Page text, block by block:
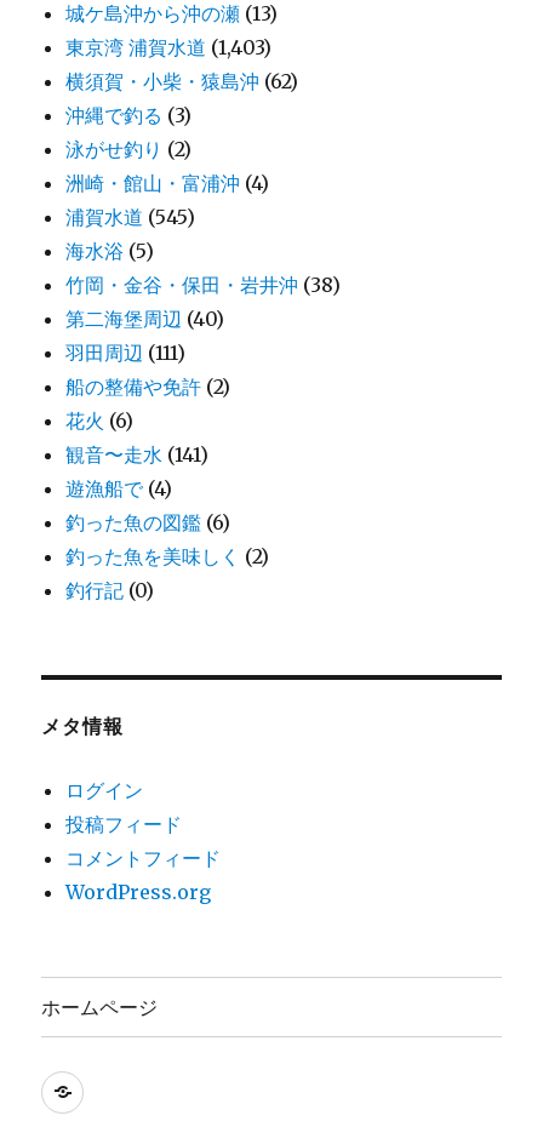
城ケ島沖から沖の瀬 (13)
東京湾 浦賀水道 (1,403)
横須賀・小柴・猿島沖 (62)
沖縄で釣る (3)
泳がせ釣り (2)
洲崎・館山・富浦沖 (4)
浦賀水道 (545)
海水浴 (5)
竹岡・金谷・保田・岩井沖 (38)
第二海堡周辺 (40)
羽田周辺 (111)
船の整備や免許 (2)
花火 (6)
観音〜走水 (141)
遊漁船で(4)
釣った魚の図鑑 (6)
釣った魚を美味しく (2)
釣行記 (0)
メタ情報
ログイン
投稿フィード
コメントフィード
WordPress.org
ホームページ
ホ